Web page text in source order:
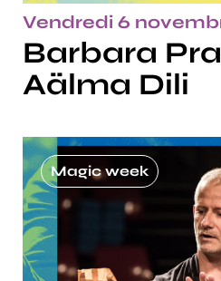
Vendredi 6
Barbara
Aälma Dili
Magic week